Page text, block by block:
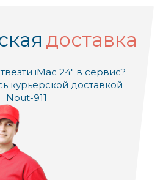
доставка
iMac 24" в сервис?
курьерской доставкой
Nout-911